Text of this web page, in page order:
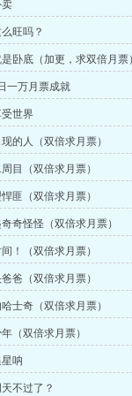
卖
旺吗？
卧底（加更，求双倍月票
一万月票成就
受世界
的人（双倍求月票）
目（双倍求月票）
匪（双倍求月票）
奇怪怪（双倍求月票）
！（双倍求月票）
爸（双倍求月票）
士奇（双倍求月票）
（双倍求月票）
呐
不过了？